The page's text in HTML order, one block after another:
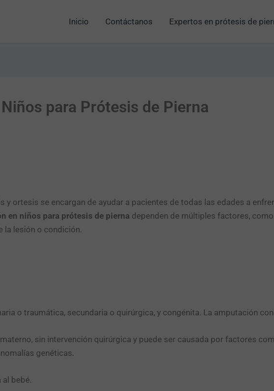
Inicio Contáctanos Expertos en prótesis de
para Prótesis de Pierna
y ortesis se encargan de ayudar a pacientes de todas las edades a
en niños para prótesis de pierna dependen de múltiples factores,
la lesión o condición.
o traumática, secundaria o quirúrgica, y congénita. La amputación
sin intervención quirúrgica y puede ser causada por factores
genéticas.
bebé.